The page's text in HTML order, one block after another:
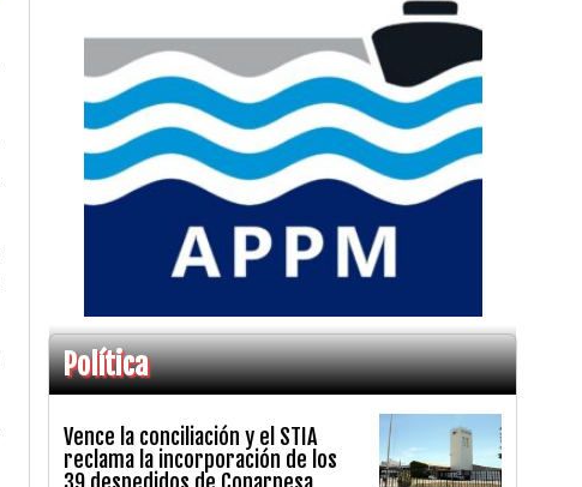
Política
Vence la conciliación y el STIA
reclama la incorporación de los